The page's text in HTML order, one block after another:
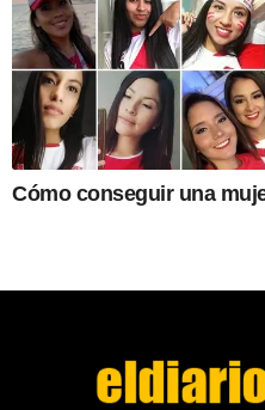
Cómo conseguir una